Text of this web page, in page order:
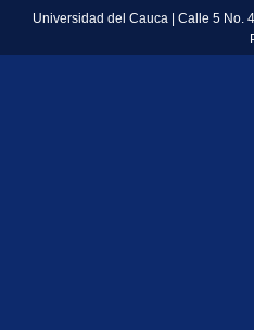
Universidad del Cauca | Calle 5 No.